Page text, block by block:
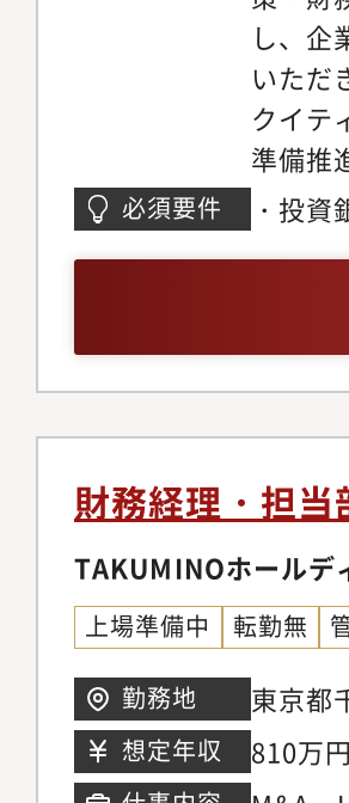
し、企
いただ
クイテ
準備推
制整
管理
理）
改善・
法務等
ンス体
（投
必須要件
・投
財務経理・担
TAKUMINOホールデ
上場準備中 転勤無
勤務地
東京都
ング25
（変
想定年収